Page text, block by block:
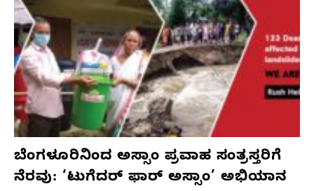
ಬೆಂಗಳೂರಿನಿಂದ ಅಸ್ಸಾಂ ಪ್ರವಾಹ ಸಂತ್ರಸ್ತರಿಗೆ
ನೆರವು: ‘ಟುಗೆದರ್ ಫಾರ್ ಅಸ್ಸಾಂ’ ಅಭಿಯಾನ